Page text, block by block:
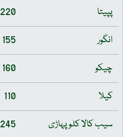
پپیتا
220
انگور
155
چیکو
160
کیلا
110
سیب کالا کلو پہاڑی
245